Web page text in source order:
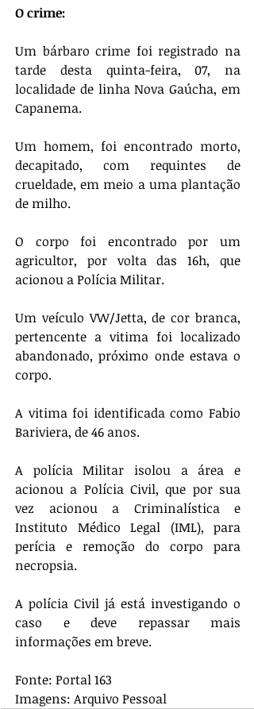
O crime:
Um bárbaro crime foi registrado na
tarde desta quinta-feira, 07, na
localidade de linha Nova Gaúcha, em
Capanema.
Um homem, foi encontrado morto,
decapitado, com requintes de
crueldade, em meio a uma plantação
de milho.
O corpo foi encontrado por um
agricultor, por volta das 16h, que
acionou a Polícia Militar.
Um veículo VW/Jetta, de cor branca,
pertencente a vitima foi localizado
abandonado, próximo onde estava o
corpo.
A vitima foi identificada como Fabio
Bariviera, de 46 anos.
A polícia Militar isolou a área e
acionou a Polícia Civil, que por sua
vez acionou a Criminalística e
Instituto Médico Legal (IML), para
perícia e remoção do corpo para
necropsia.
A polícia Civil já está investigando o
caso e deve repassar mais
informações em breve.
Fonte: Portal 163
Imagens: Arquivo Pessoal